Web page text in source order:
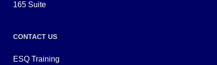
165 Suite
CONTACT US
ESQ Training